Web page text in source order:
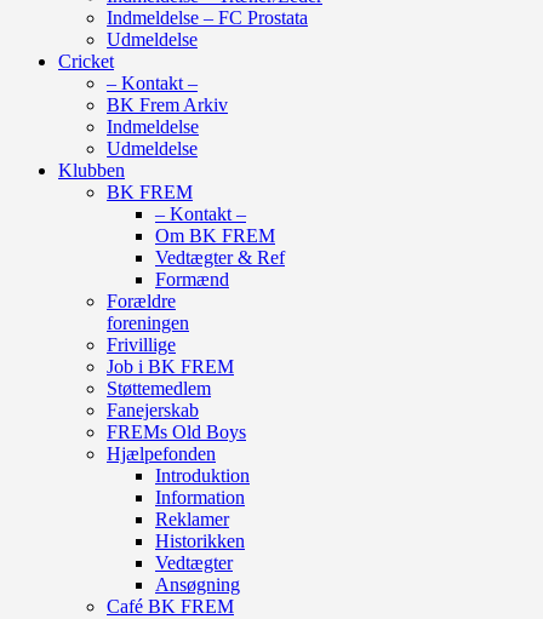
Indmeldelse – FC Prostata
Udmeldelse
Cricket
– Kontakt –
BK Frem Arkiv
Indmeldelse
Udmeldelse
Klubben
BK FREM
– Kontakt –
Om BK FREM
Vedtægter & Ref
Formænd
Forældre
foreningen
Frivillige
Job i BK FREM
Støttemedlem
Fanejerskab
FREMs Old Boys
Hjælpefonden
Introduktion
Information
Reklamer
Historikken
Vedtægter
Ansøgning
Café BK FREM